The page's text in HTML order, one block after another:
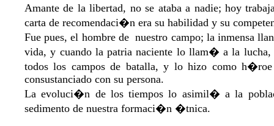
Amante de la libertad, no se ataba a nadie; hoy
carta de recomendaci�n era su habilidad y su
Fue pues, el hombre de nuestro campo; la inmensa
vida, y cuando la patria naciente lo llam� a la
todos los campos de batalla, y lo hizo como
consustanciado con su persona.
La evoluci�n de los tiempos lo asimil� a la
sedimento de nuestra formaci�n �tnica.